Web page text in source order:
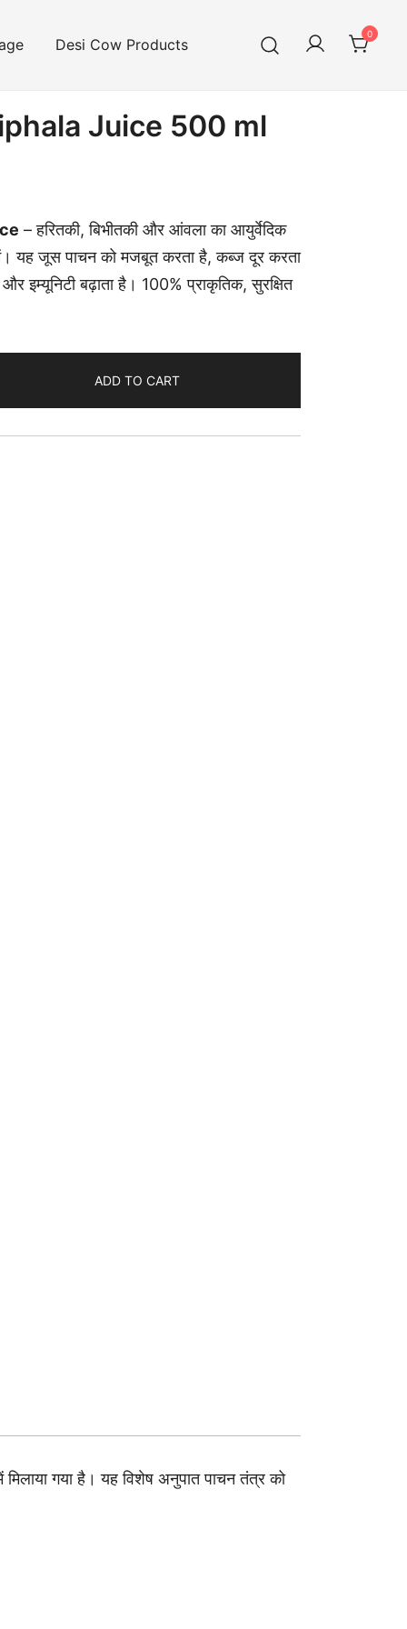
Desi Cow Products
0
Juice 500 ml
– हरितकी, बिभीतकी और आंवला का आयुर्वेदिक
यह जूस पाचन को मजबूत करता है, कब्ज दूर करता
इम्यूनिटी बढ़ाता है। 100% प्राकृतिक, सुरक्षित
ADD TO CART
गया है। यह विशेष अनुपात पाचन तंत्र को